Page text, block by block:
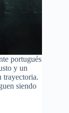
portugués
y un
trayectoria.
siendo